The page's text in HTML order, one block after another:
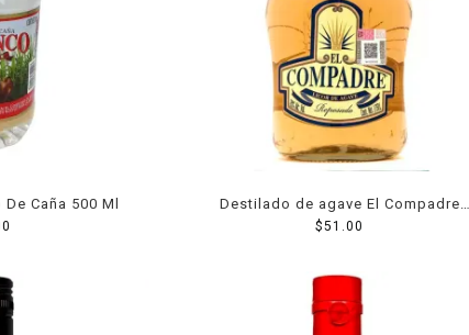
Caña 500 Ml
Destilado de agave El Compadre
reposado 750 ml
$51.00